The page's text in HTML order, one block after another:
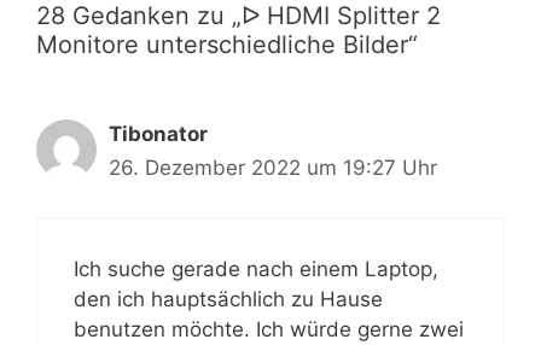
28 Gedanken zu „ᐅ HDMI Splitter 2
Monitore unterschiedliche Bilder“
Tibonator
26. Dezember 2022 um 19:27 Uhr
Ich suche gerade nach einem Laptop,
den ich hauptsächlich zu Hause
benutzen möchte. Ich würde gerne zwei